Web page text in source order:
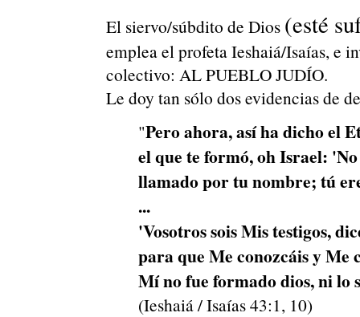
El siervo/súbdito de Dios (esté
emplea el profeta Ieshaiá/Isaías, e
colectivo: AL PUEBLO JUDÍO.
Le doy tan sólo dos evidencias de
"Pero ahora, así ha dicho el
el que te formó, oh Israel:
llamado por tu nombre; tú
...
'Vosotros sois Mis testigos,
para que Me conozcáis y Me
Mí no fue formado dios, ni lo
(Ieshaiá / Isaías 43:1, 10)